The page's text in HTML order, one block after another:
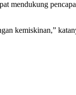
mendukung
kemiskinan,”